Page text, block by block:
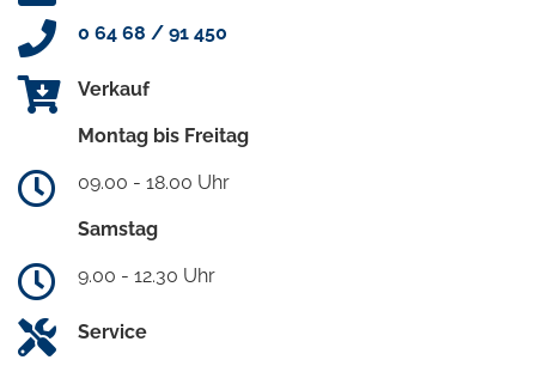
0 64 68 / 91 450
Verkauf
Montag bis Freitag
09.00 - 18.00 Uhr
Samstag
9.00 - 12.30 Uhr
Service